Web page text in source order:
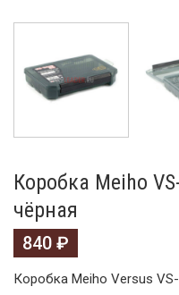
Коробка Meiho
чёрная
840 ₽
Коробка Meiho Versus